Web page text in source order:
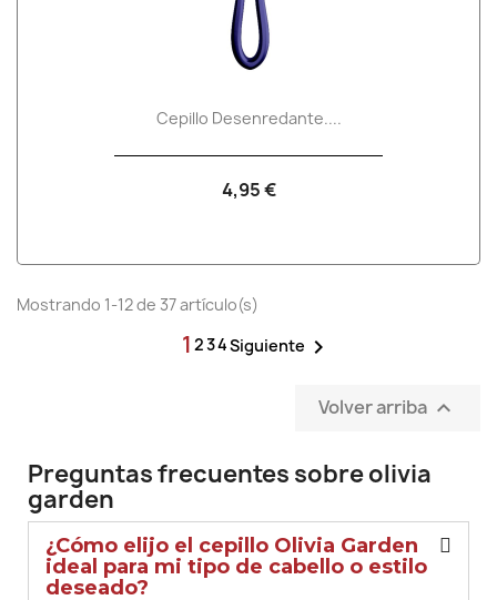
Preguntas frecuentes sobre olivia
garden
¿Cómo elijo el cepillo Olivia Garden
ideal para mi tipo de cabello o estilo
deseado?
Cepillo Desenredante....
4,95 €
Mostrando 1-12 de 37 artículo(s)
1 234Siguiente 
Volver arriba 